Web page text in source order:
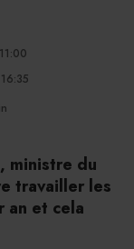
ministre du
travailler les
an et cela